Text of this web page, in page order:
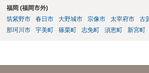
庁及び経済産業省の検討の結果、「パソコンの
術の教授と一体不可分とならない限り、『特定
ない」ことが明らかにされています。 【参考】
たプログラミング教育の提供が明確化されます
seidosuishin/press/141225_press.pdf
福岡 (福岡市外)
筑紫野市
春日市 大野城市 宗像市 太宰府市 古
那珂川市
宇美町 篠栗町 志免町 須恵町 新宮町